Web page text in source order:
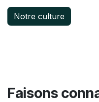
Notre culture
Faisons